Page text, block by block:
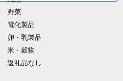
野菜
電化製品
卵・乳製品
米・穀物
返礼品なし